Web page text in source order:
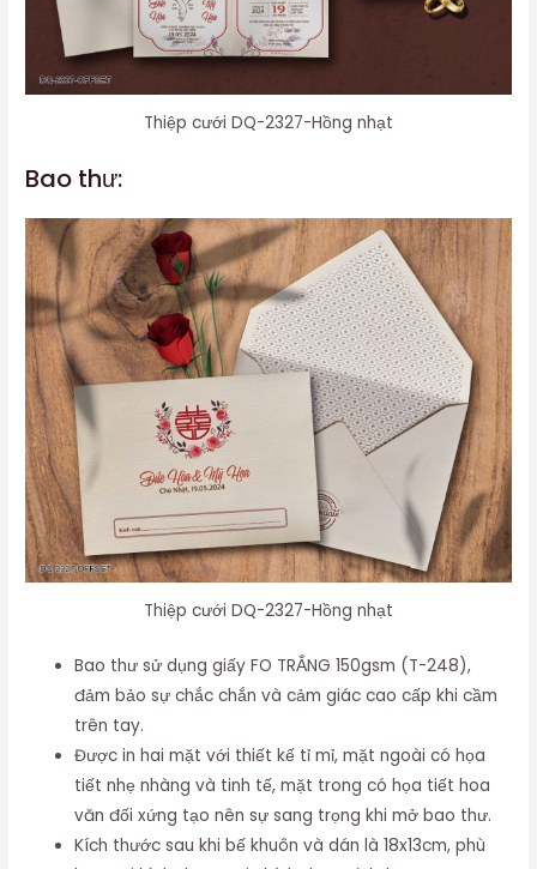
Thiệp cưới DQ-2327-Hồng nhạt
Bao thư:
Thiệp cưới DQ-2327-Hồng nhạt
Bao thư sử dụng giấy FO TRẮNG 150gsm (T-248),
đảm bảo sự chắc chắn và cảm giác cao cấp khi cầm
trên tay.
Được in hai mặt với thiết kế tỉ mỉ, mặt ngoài có họa
tiết nhẹ nhàng và tinh tế, mặt trong có họa tiết hoa
văn đối xứng tạo nên sự sang trọng khi mở bao thư.
Kích thước sau khi bế khuôn và dán là 18x13cm, phù